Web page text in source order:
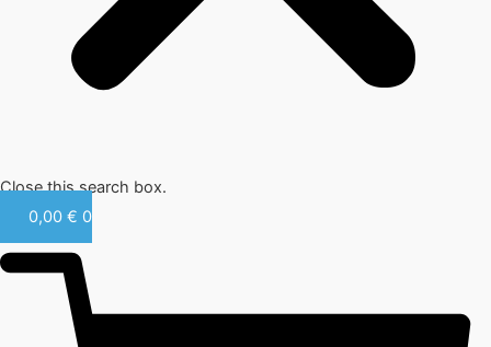
Close this search box.
0,00 € 0